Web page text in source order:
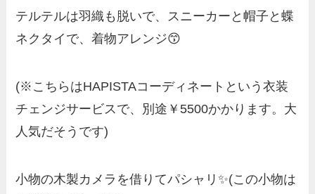
テルテルは羽織も脱いで、スニーカーと帽子と蝶
ネクタイで、着物アレンジ😙
(※こちらはHAPISTAコーディネートという衣装
チェンジサービスで、別途￥5500かかります。大
人気だそうです)
小物の木製カメラを借りてパシャリ✨(この小物は